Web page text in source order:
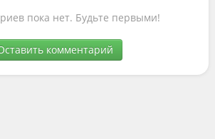
пока нет. Будьте первыми!
комментарий